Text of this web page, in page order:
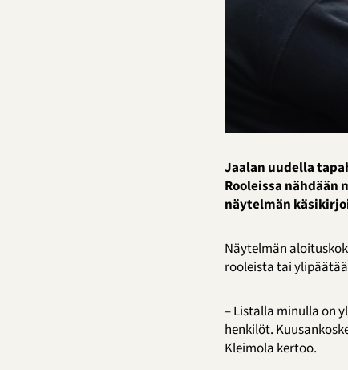
Jaalan uudella
Rooleissa nähdään
näytelmän
Näytelmän
rooleista tai
– Listalla minulla on
henkilöt.
Kleimola kertoo.